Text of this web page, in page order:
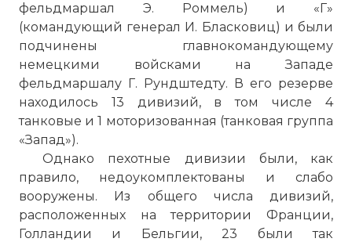
фельдмаршал Э. Роммель) и «Г»
(командующий генерал И. Бласковиц) и были
подчинены главнокомандующему
немецкими войсками на Западе
фельдмаршалу Г. Рундштедту. В его резерве
находилось 13 дивизий, в том числе 4
танковые и 1 моторизованная (танковая группа
«Запад»).
Однако пехотные дивизии были, как
правило, недоукомплектованы и слабо
вооружены. Из общего числа дивизий,
расположенных на территории Франции,
Голландии и Бельгии, 23 были так